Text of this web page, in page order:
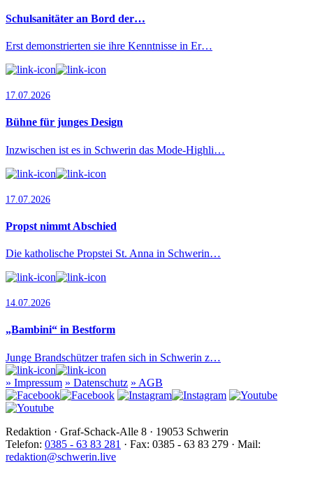
Schulsanitäter an Bord der…
Erst demonstrierten sie ihre Kenntnisse in Er…
17.07.2026
Bühne für junges Design
Inzwischen ist es in Schwerin das Mode-Highli…
17.07.2026
Propst nimmt Abschied
Die katholische Propstei St. Anna in Schwerin…
14.07.2026
„Bambini“ in Bestform
Junge Brandschützer trafen sich in Schwerin z…
» Impressum » Datenschutz » AGB
Redaktion · Graf-Schack-Alle 8 · 19053 Schwerin
Telefon: 0385 - 63 83 281 · Fax: 0385 - 63 83 279 · Mail:
redaktion@schwerin.live